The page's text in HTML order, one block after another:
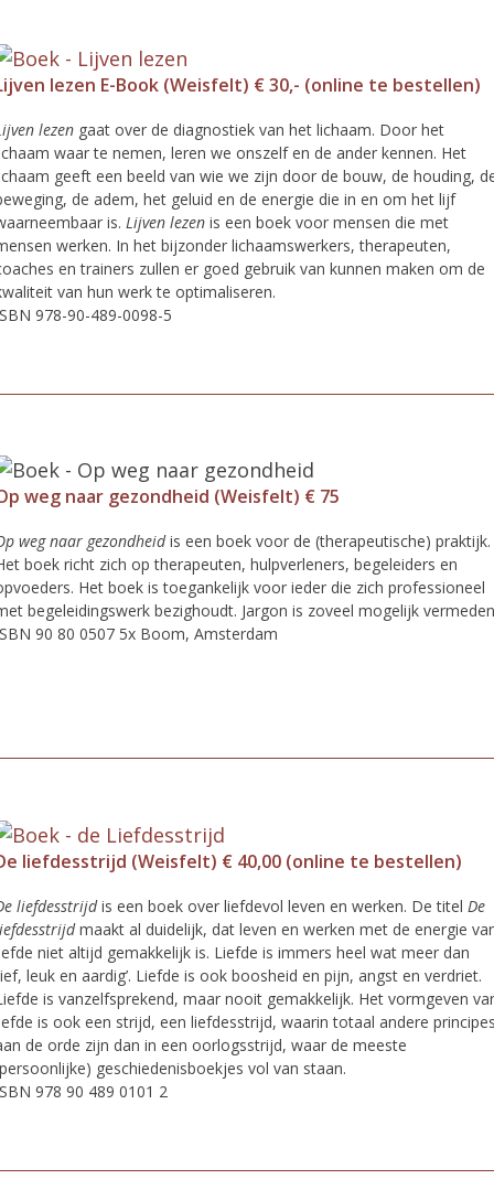
lezen E-Book (Weisfelt) € 30,- (online te bestellen)
lezen gaat over de diagnostiek van het lichaam. Door het
waar te nemen, leren we onszelf en de ander kennen. Het
geeft een beeld van wie we zijn door de bouw, de houding,
de adem, het geluid en de energie die in en om het lijf
is. Lijven lezen is een boek voor mensen die met
werken. In het bijzonder lichaamswerkers, therapeuten,
en trainers zullen er goed gebruik van kunnen maken om de
van hun werk te optimaliseren.
978-90-489-0098-5
weg naar gezondheid (Weisfelt) € 75
weg naar gezondheidis een boek voor de (therapeutische) prak­tijk.
boek richt zich op therapeuten, hulpverleners, begeleiders en
Het boek is toegankelijk voor ieder die zich professioneel
begeleidingswerk bezighoudt. Jargon is zoveel mogelijk
90 80 0507 5x Boom, Amsterdam
liefdesstrijd (Weisfelt) € 40,00 (online te bestellen)
liefdesstrijdis een boek over liefdevol leven en werken. De titel De
maakt al duidelijk, dat leven en werken met de energie
niet altijd gemakkelijk is. Liefde is immers heel wat meer dan
leuk en aardig’. Liefde is ook boosheid en pijn, angst en verdriet.
is vanzelfsprekend, maar nooit gemakkelijk. Het vormgeven
is ook een strijd, een liefdesstrijd, waarin totaal andere
de orde zijn dan in een oorlogsstrijd, waar de meeste
geschiedenisboekjes vol van staan.
978 90 489 0101 2